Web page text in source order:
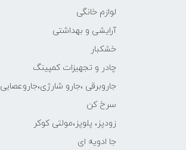
لوازم خانگی
آرایشی و بهداشتی
خشکبار
چادر و تجهیزات کمپینگ
جاروبرقی ،جارو شارژی،جاروعصایی
سرخ کن
زودپز، پلوپز،مولتی کوکر
جا ادویه ای